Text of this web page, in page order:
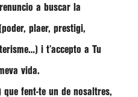
a buscar la
plaer, prestigi,
i t’accepto a Tu
vida.
que fent-te un de nosaltres,